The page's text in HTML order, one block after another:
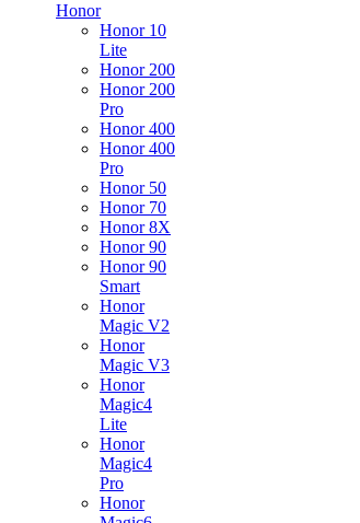
Honor
Honor 10
Lite
Honor 200
Honor 200
Pro
Honor 400
Honor 400
Pro
Honor 50
Honor 70
Honor 8X
Honor 90
Honor 90
Smart
Honor
Magic V2
Honor
Magic V3
Honor
Magic4
Lite
Honor
Magic4
Pro
Honor